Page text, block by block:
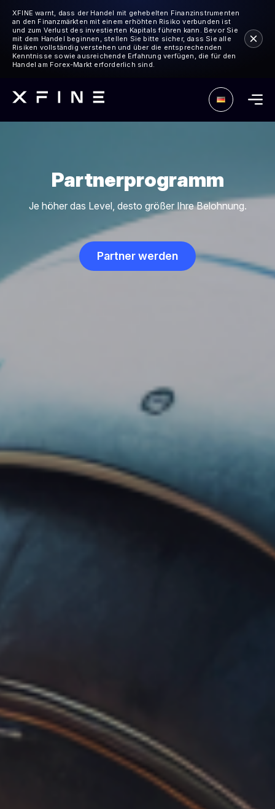
XFINE warnt, dass der Handel mit gehebelten Finanzinstrumenten
an den Finanzmärkten mit einem erhöhten Risiko verbunden ist
und zum Verlust des investierten Kapitals führen kann. Bevor Sie
mit dem Handel beginnen, stellen Sie bitte sicher, dass Sie alle
Risiken vollständig verstehen und über die entsprechenden
Kenntnisse sowie ausreichende Erfahrung verfügen, die für den
Handel am Forex-Markt erforderlich sind.
Partnerprogramm
Je höher das Level, desto größer Ihre Belohnung.
Partner werden